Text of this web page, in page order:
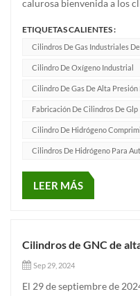
calurosa bienvenida a los
clientes mostraron un gran
hacia nuestra
ETIQUETAS CALIENTES :
Cilindros De Gas Industriales
Cilindro De Oxígeno Industrial
Cilindro De Gas De Alta Presión
Fabricación De Cilindros De Glp
Cilindro De Hidrógeno
Cilindros De Hidrógeno Para
LEER MÁS
Cilindros de GNC de
Sep 29, 2024
El 29 de septiembre de